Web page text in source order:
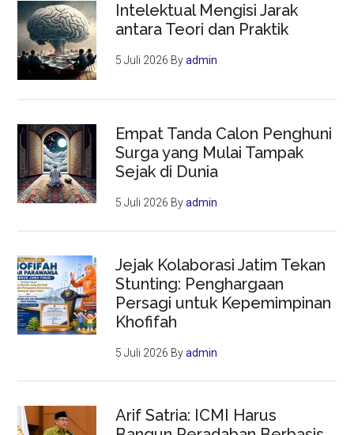
Intelektual Mengisi Jarak
antara Teori dan Praktik
5 Juli 2026 Byadmin
Empat Tanda Calon Penghuni
Surga yang Mulai Tampak
Sejak di Dunia
5 Juli 2026 Byadmin
Jejak Kolaborasi Jatim Tekan
Stunting: Penghargaan
Persagi untuk Kepemimpinan
Khofifah
5 Juli 2026 Byadmin
Arif Satria: ICMI Harus